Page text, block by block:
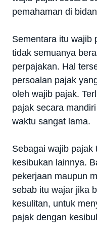
pemahaman di
Sementara itu wajib
tidak semuanya
perpajakan. Hal
persoalan pajak
oleh wajib pajak.
pajak secara
waktu sangat lama.
Sebagai wajib pajak
kesibukan lainnya.
pekerjaan maupun
sebab itu wajar jika
kesulitan, untuk
pajak dengan